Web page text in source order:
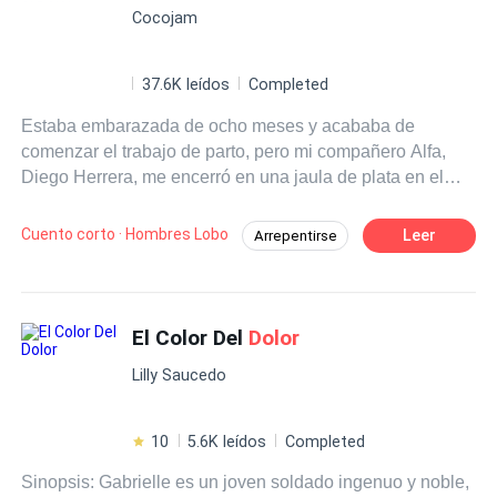
Cocojam
37.6K leídos Completed
Estaba embarazada de ocho meses y acababa de
comenzar el trabajo de parto, pero mi compañero Alfa,
Diego Herrera, me encerró en una jaula de plata en el
grité pidiendo ayuda, él solo respondió:espera. Porque la
compañera de su difunto hermano, Valentina, también
bendecido por la Diosa de la Luna y se convertiría en el
futuro Alfa. —El título le pertenece al hijo de Valentina —
dijo con frialdad. —Ella perdió a Marco. No tiene nada.
asegurará de que des a luz después que ella. Las
llevara a la clínica. Me agarró la barbilla y me obligó a
Cuento corto · Hombres Lobo Arrepentirse Leer
El Color Del Dolor
Lilly Saucedo
10 5.6K leídos Completed
Sinopsis: Gabrielle es un joven soldado ingenuo y noble,